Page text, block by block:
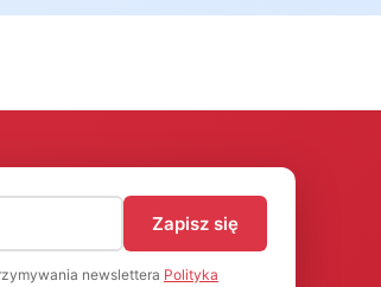
Zapisz się
newslettera Polityka